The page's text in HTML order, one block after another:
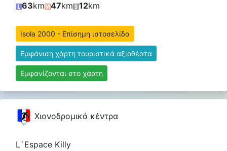
63km 47km 12km
Isola 2000 - Επίσημη ιστοσελίδα
Εμφάνιση χάρτη τουριστικά αξιοθέατα
Εμφανίζονται στο χάρτη
Χιονοδρομικά κέντρα
L`Espace Killy